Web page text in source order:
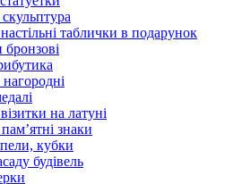
таблички в подарунок
на латуні
знаки
кубки
будівель